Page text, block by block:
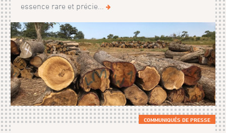
essence rare et précie...
COMMUNIQUÉS DE PRESSE